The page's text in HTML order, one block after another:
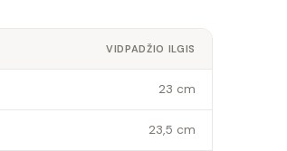
VIDPADŽIO ILGIS
23 cm
23,5 cm